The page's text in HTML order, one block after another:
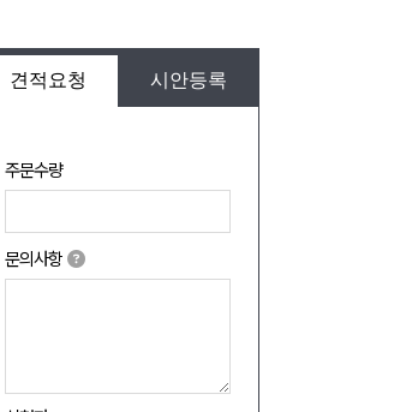
견적요청 시안등록
주문수량
문의사항